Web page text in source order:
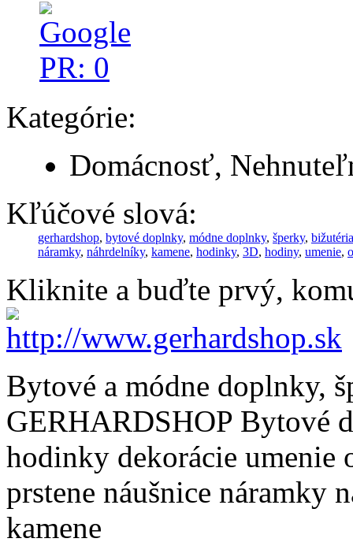
Kategórie:
Domácnosť,
Kľúčové slová:
gerhardshop, bytové doplnky, módne doplnky, šperky, bižutéria
náramky, náhrdelníky, kamene, hodinky, 3D, hodiny, umenie,
Kliknite a buďte prvý,
Bytové a módne doplnky,
GERHARDSHOP Bytové
hodinky dekorácie umenie
prstene náušnice náramky
kamene